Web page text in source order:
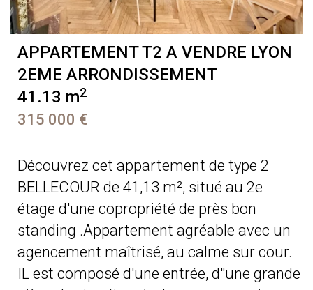
APPARTEMENT T2 A VENDRE LYON
2EME ARRONDISSEMENT
41.13 m2
315 000 €
Découvrez cet appartement de type 2
BELLECOUR de 41,13 m², situé au 2e
étage d'une copropriété de près bon
standing .Appartement agréable avec un
agencement maîtrisé, au calme sur cour.
IL est composé d'une entrée, d''une grande